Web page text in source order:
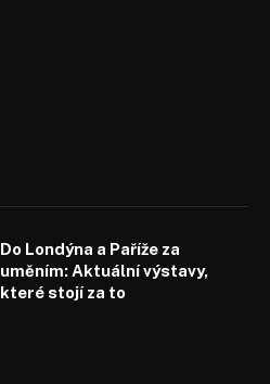
Do Londýna a Paříže za
uměním: Aktuální výstavy,
které stojí za to